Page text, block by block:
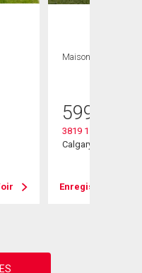
Maison
599 900
3819 1 Street Ne
Calgary, AB
Enregistrer